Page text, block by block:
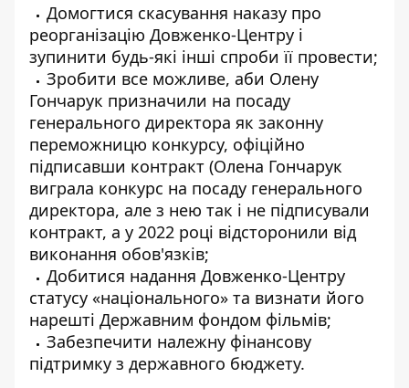
Домогтися скасування наказу про
реорганізацію Довженко-Центру і
зупинити будь-які інші спроби її провести;
Зробити все можливе, аби Олену
Гончарук призначили на посаду
генерального директора як законну
переможницю конкурсу, офіційно
підписавши контракт (Олена Гончарук
виграла конкурс на посаду генерального
директора, але з нею так і не підписували
контракт, а у 2022 році відсторонили від
виконання обов'язків;
Добитися надання Довженко-Центру
статусу «національного» та визнати його
нарешті Державним фондом фільмів;
Забезпечити належну фінансову
підтримку з державного бюджету.